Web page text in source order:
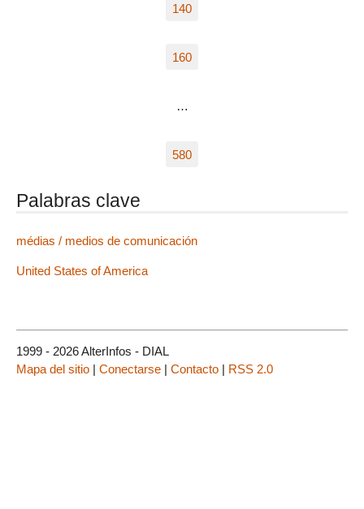
140
160
…
580
Palabras clave
médias / medios de comunicación
United States of America
1999 - 2026 AlterInfos - DIAL
Mapa del sitio | Conectarse | Contacto | RSS 2.0